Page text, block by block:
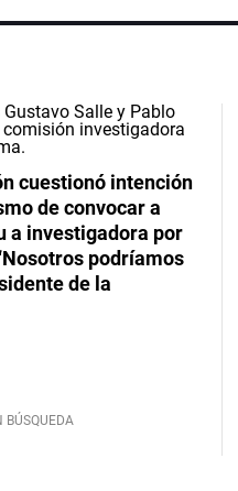
cuestionó intención
de convocar a
a investigadora por
podríamos
de la
BÚSQUEDA